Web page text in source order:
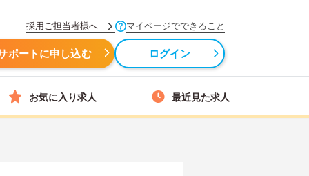
採用ご担当者様へ マイページでできること
ポートに申し込む ログイン
お気に入り求人 最近見た求人